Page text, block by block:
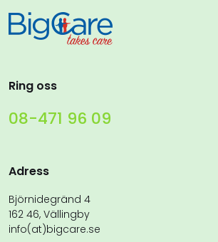
Ring oss
08-471 96 09
Adress
Björnidegränd 4
162 46, Vällingby
info(at)bigcare.se